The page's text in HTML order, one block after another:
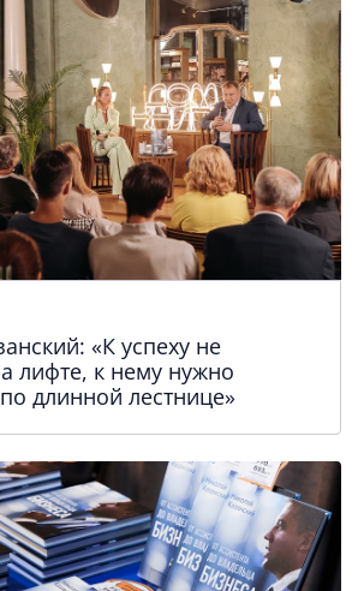
«К успеху не
лифте, к нему нужно
длинной лестнице»